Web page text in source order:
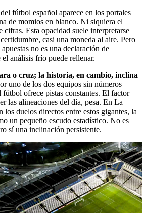
fútbol español aparece en los portales
de momios en blanco. Ni siquiera el
cifras. Esta opacidad suele interpretarse
casi una moneda al aire. Pero
no es una declaración de
análisis frío puede rellenar.
o cruz; la historia, en cambio, inclina
uno de los dos equipos sin números
fútbol ofrece pistas constantes. El factor
las alineaciones del día, pesa. En La
duelos directos entre estos gigantes, la
un pequeño escudo estadístico. No es
sí una inclinación persistente.